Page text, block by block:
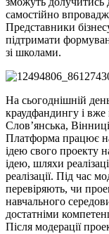
самостійно
Представники
підтримати
зі школами.
На сьогоднішній
краудфандингу і вже
Слов’янська,
Платформа працює
ідею свого проекту
ідею, шляхи
реалізації. Під час
перевіряють, чи
навчального
достатніми
Після модерації